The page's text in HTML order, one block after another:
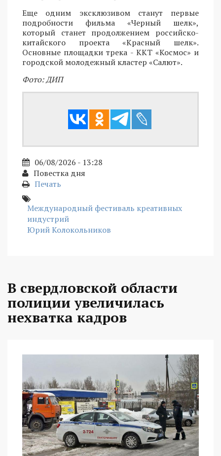
Еще одним эксклюзивом станут первые
подробности фильма «Черный шелк»,
который станет продолжением российско-
китайского проекта «Красный шелк».
Основные площадки трека - ККТ «Космос» и
городской молодежный кластер «Салют».
Фото: ДИП
06/08/2026 - 13:28
Повестка дня
Печать
Международный фестиваль креативных
индустрий
Юрий Колокольников
В свердловской области
полиции увеличилась
нехватка кадров